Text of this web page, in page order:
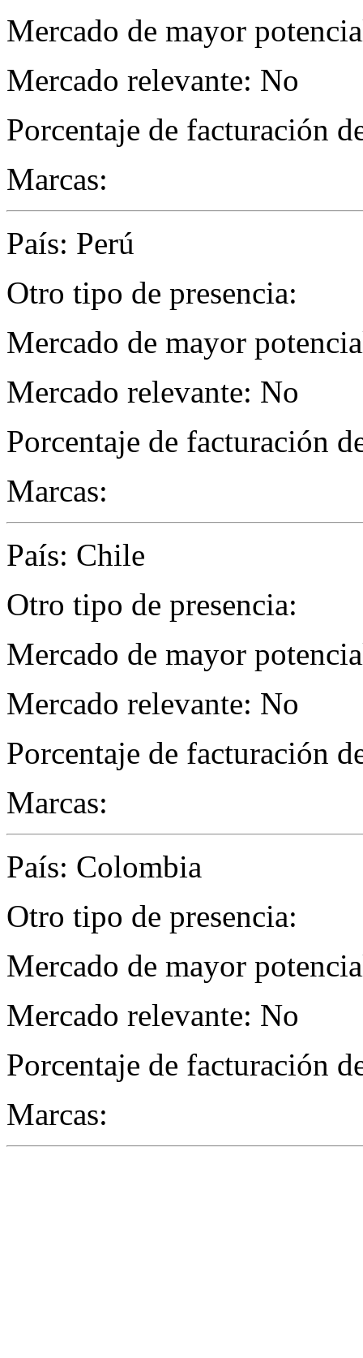
Mercado de mayor
Mercado relevante: No
Porcentaje de facturación
Marcas:
País: Perú
Otro tipo de presencia:
Mercado de mayor
Mercado relevante: No
Porcentaje de facturación
Marcas:
País: Chile
Otro tipo de presencia:
Mercado de mayor
Mercado relevante: No
Porcentaje de facturación
Marcas:
País: Colombia
Otro tipo de presencia:
Mercado de mayor
Mercado relevante: No
Porcentaje de facturación
Marcas: